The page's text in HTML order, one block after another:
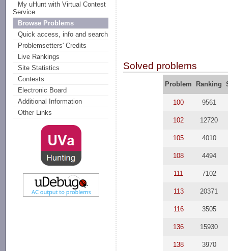
My uHunt with Virtual Contest
Service
Browse Problems
Quick access, info and search
Problemsetters' Credits
Live Rankings
Site Statistics
Contests
Electronic Board
Additional Information
Other Links
Solved problems
Problem Ranking
100 9561
102 12720
105 4010
108 4494
111 7102
113 20371
116 3505
136 15930
138 3970